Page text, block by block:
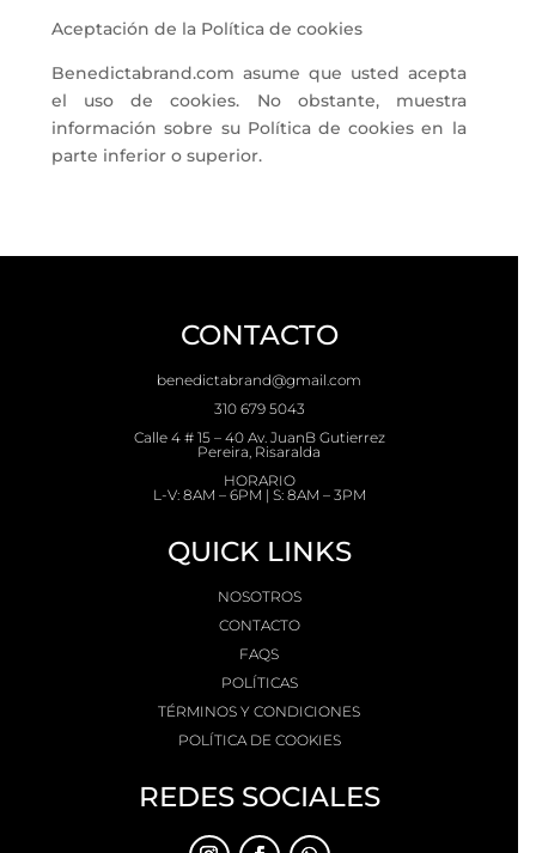
Aceptación de la Política de cookies
Benedictabrand.comasume que usted acepta
el uso de cookies. No obstante, muestra
información sobre su Política de cookies en la
parte inferior o superior.
CONTACTO
benedictabrand@gmail.com
310 679 5043
Calle 4 # 15 – 40 Av. JuanB Gutierrez
Pereira, Risaralda
HORARIO
L-V: 8AM – 6PM | S: 8AM – 3PM
QUICK LINKS
NOSOTROS
CONTACTO
FAQS
POLÍTICAS
TÉRMINOS Y CONDICIONES
POLÍTICA DE COOKIES
REDES SOCIALES